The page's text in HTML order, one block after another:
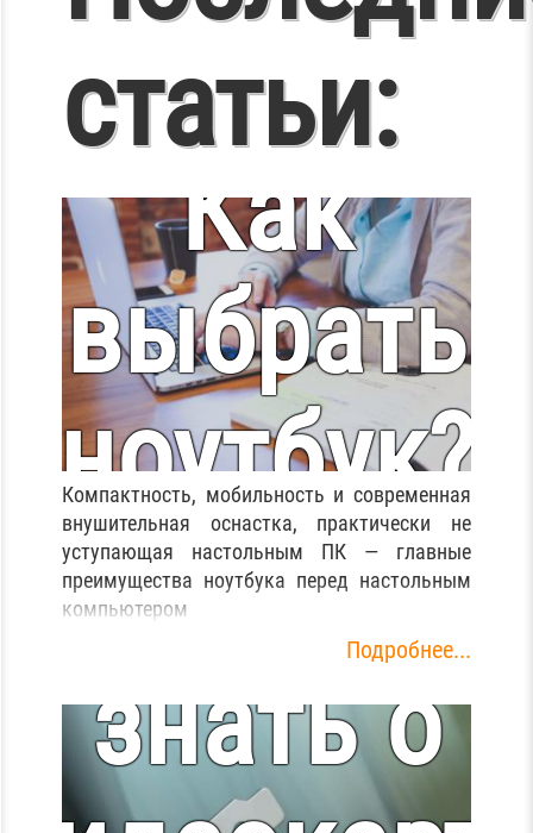
статьи:
Как
выбрать
ноутбук?
Компактность, мобильность и современная
внушительная оснастка, практически не
уступающая настольным ПК — главные
преимущества ноутбука перед настольным
компьютером
Подробнее...
Что нужно
знать о